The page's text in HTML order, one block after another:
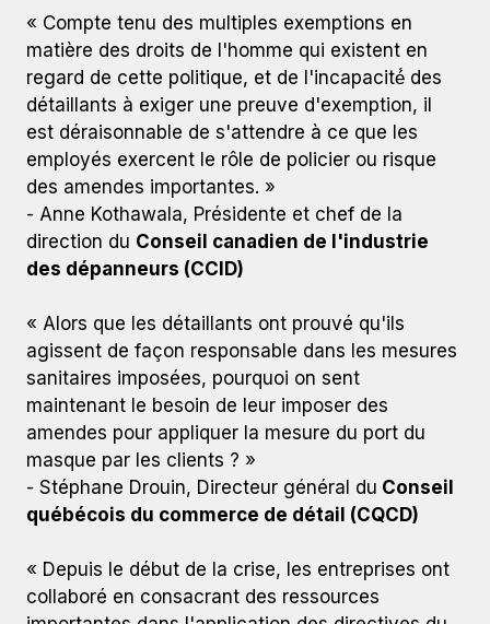
« Compte tenu des multiples exemptions en
matière des droits de l'homme qui existent en
regard de cette politique, et de l'incapacité́ des
détaillants à exiger une preuve d'exemption, il
est déraisonnable de s'attendre à ce que les
employés exercent le rôle de policier ou risque
des amendes importantes. »
- Anne Kothawala, Présidente et chef de la
direction du Conseil canadien de l'industrie
des dépanneurs (CCID)
« Alors que les détaillants ont prouvé qu'ils
agissent de façon responsable dans les mesures
sanitaires imposées, pourquoi on sent
maintenant le besoin de leur imposer des
amendes pour appliquer la mesure du port du
masque par les clients ? »
- Stéphane Drouin, Directeur général du Conseil
québécois du commerce de détail (CQCD)
« Depuis le début de la crise, les entreprises ont
collaboré en consacrant des ressources